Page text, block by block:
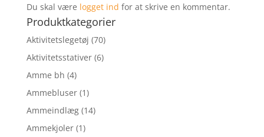
Du skal være logget ind for at skrive en kommentar.
Produktkategorier
Aktivitetslegetøj (70)
Aktivitetsstativer (6)
Amme bh (4)
Ammebluser (1)
Ammeindlæg (14)
Ammekjoler (1)